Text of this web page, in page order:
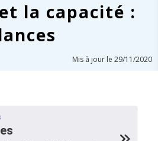
la capacité :
Mis à jour le 29/11/2020